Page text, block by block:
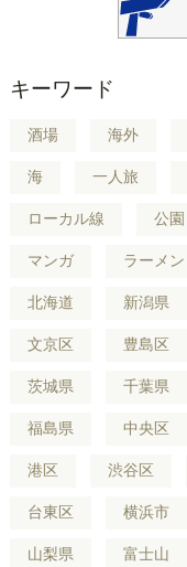
キーワード
酒場 海外
海 一人旅
ローカル線 公園
マンガ ラーメン
北海道 新潟県
文京区 豊島区
茨城県 千葉県
福島県 中央区
港区 渋谷区
台東区 横浜市
山梨県 富士山